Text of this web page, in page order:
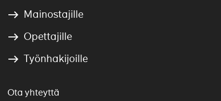
Mainostajille
Opettajille
Työnhakijoille
Ota yhteyttä